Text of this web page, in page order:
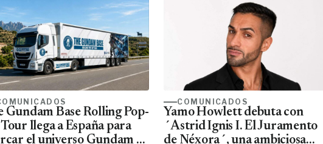
Gundam Base Rolling Pop-
llega a España para
el universo Gundam a
COMUNICADOS
Yamo Howlett debuta con
´Astrid Ignis I. El Juramento
de Néxora´, una ambiciosa